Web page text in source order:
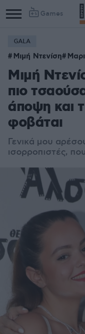
Games
GALA
Μιμή Ντενίση
Μιμή
πιο
άποψη και
φοβάται
Γενικά μου
ισορροπιστές,